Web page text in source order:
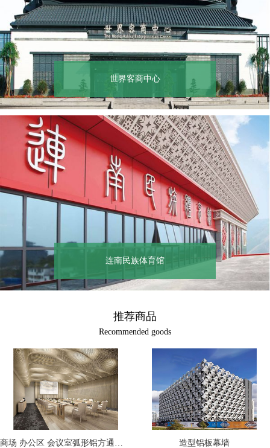
世界客商中心
连南民族体育馆
推荐商品
Recommended goods
造型铝板幕墙